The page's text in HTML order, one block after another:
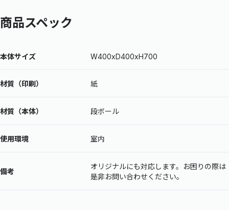
商品スペック
本体サイズ W400xD400xH700
材質（印刷） 紙
材質（本体） 段ボール
使用環境 室内
備考
オリジナルにも対応します。お困りの際は
是非お問い合わせください。